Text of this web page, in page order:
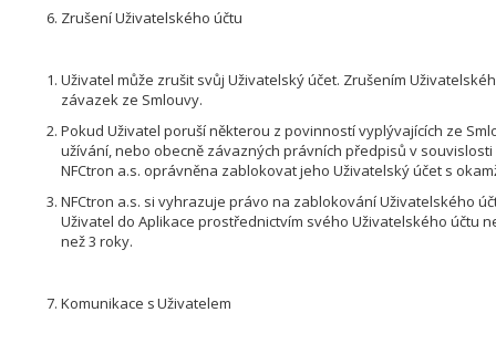
Zrušení Uživatelského účtu
Uživatel může zrušit svůj Uživatelský účet. Zrušením
závazek ze Smlouvy.
Pokud Uživatel poruší některou z povinností vyplývajících ze
užívání, nebo obecně závazných právních předpisů v souvislosti
NFCtron a.s. oprávněna zablokovat jeho Uživatelský účet s
NFCtron a.s. si vyhrazuje právo na zablokování Uživatelského
Uživatel do Aplikace prostřednictvím svého Uživatelského účtu
než 3 roky.
Komunikace s Uživatelem